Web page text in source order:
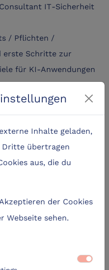
Inhalte geladen,
übertragen
aus, die du
der Cookies
Webseite sehen.
IT-Sicherheit
/ Pflichten /
Schritte zur
für KI-Anwendungen
und
Uhr · CAT,
(